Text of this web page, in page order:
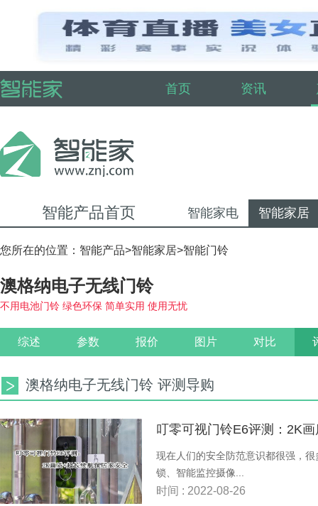
首页 资讯
智能产品首页 智能家电 智能家居
您所在的位置： 智能产品>智能家居>智能门铃
澳格纳电子无线门铃
不用电池门铃 绿色环保 简单实用 使用无忧
综述 参数 报价 图片 对比
澳格纳电子无线门铃 评测导购
叮零可视门铃E6评测：2K
现在人们的安全防范意识都很强，
锁、智能监控摄像...
时间 : 2022-08-26